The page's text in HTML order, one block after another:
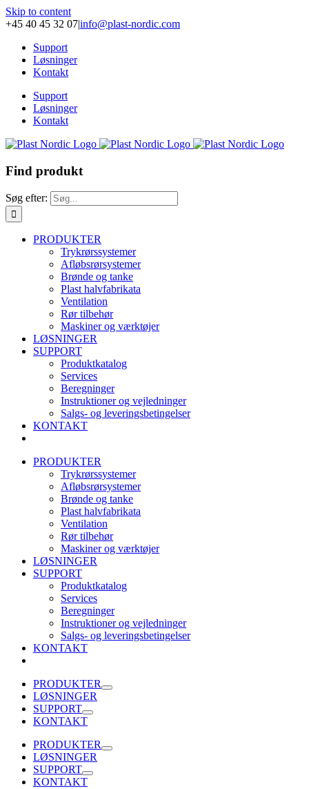
Skip to content
+45 40 45 32 07|info@plast-nordic.com
Support
Løsninger
Kontakt
Support
Løsninger
Kontakt
Find produkt
Søg efter:
PRODUKTER
Trykrørssystemer
Afløbsrørsystemer
Brønde og tanke
Plast halvfabrikata
Ventilation
Rør tilbehør
Maskiner og værktøjer
LØSNINGER
SUPPORT
Produktkatalog
Services
Beregninger
Instruktioner og vejledninger
Salgs- og leveringsbetingelser
KONTAKT
PRODUKTER
Trykrørssystemer
Afløbsrørsystemer
Brønde og tanke
Plast halvfabrikata
Ventilation
Rør tilbehør
Maskiner og værktøjer
LØSNINGER
SUPPORT
Produktkatalog
Services
Beregninger
Instruktioner og vejledninger
Salgs- og leveringsbetingelser
KONTAKT
PRODUKTER
LØSNINGER
SUPPORT
KONTAKT
PRODUKTER
LØSNINGER
SUPPORT
KONTAKT